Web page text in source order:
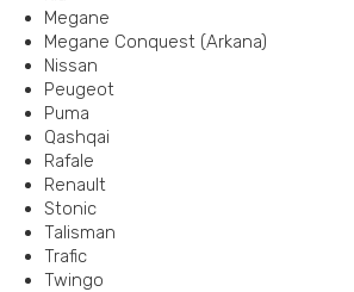
Megane
Megane Conquest (Arkana)
Nissan
Peugeot
Puma
Qashqai
Rafale
Renault
Stonic
Talisman
Trafic
Twingo